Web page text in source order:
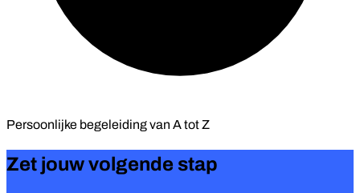
Persoonlijke begeleiding vanA tot Z
Zet jouw volgende stap